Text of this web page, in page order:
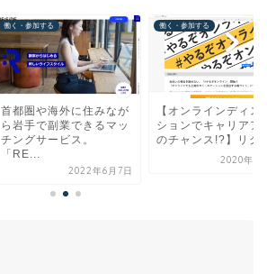
働く・参加する
首都圏や海外に住みなが
ら岩手で副業できるマッ
チングサービス。
「RE...
2022年6月7日
働く・参加する
【オンラインディス
ションでキャリアア
のチャンス!?】リク
2020年7